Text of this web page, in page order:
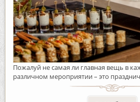
Пожалуй не самая ли главная вещь в
различном мероприятии – это